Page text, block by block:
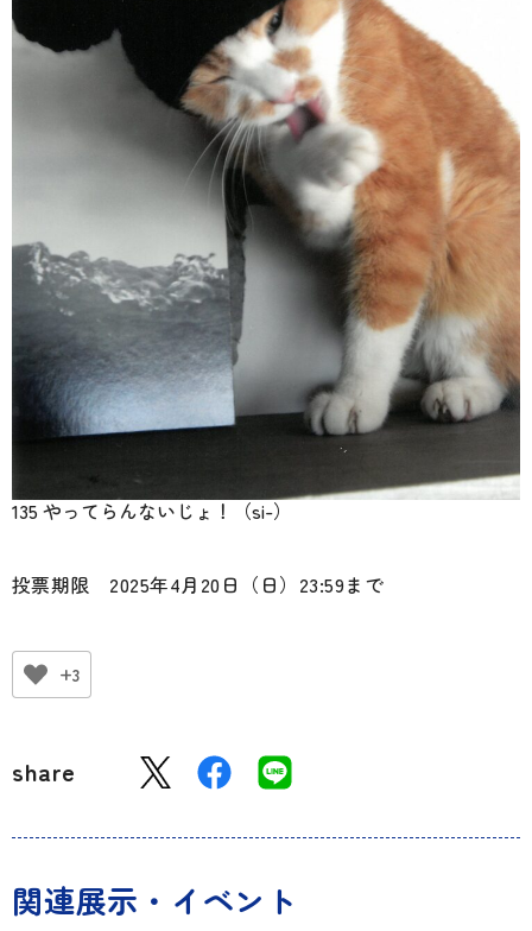
135 やってらんないじょ！（si-）
投票期限 2025年4月20日（日）23:59まで
+3
share
関連展示・イベント